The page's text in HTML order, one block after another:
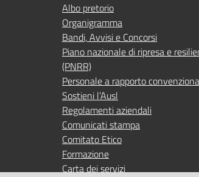
Albo pretorio
Organigramma
Bandi, Avvisi e Concorsi
Piano nazionale di ripresa e
(PNRR)
Personale a rapporto
Sostieni l’Ausl
Regolamenti aziendali
Comunicati stampa
Comitato Etico
Formazione
Carta dei servizi